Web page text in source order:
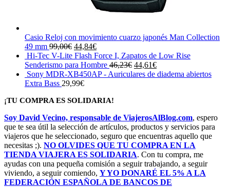
Casio Reloj con movimiento cuarzo japonés Man Collection
49 mm 99,00€ El
precio
original
era:
99,00€.
44,84€El
precio
actual
es:
Hi-Tec V-Lite Flash Force I, Zapatos de Low Rise
Senderismo para Hombre 46,23€ El
precio
44,61€El
precio
Sony MDR-XB450AP - Auriculares de diadema abiertos
Extra Bass 29,99€
¡TU COMPRA ES SOLIDARIA!
Soy David Vecino, responsable de ViajerosAlBlog.com, espero
que te sea útil la selección de artículos, productos y servicios para
viajeros que he seleccionado, seguro que encuentras aquello que
necesitas ;). NO OLVIDES QUE TU COMPRA EN LA
TIENDA VIAJERA ES SOLIDARIA. Con tu compra, me
ayudas con una pequeña comisión a seguir trabajando, a seguir
viviendo, a seguir comiendo, Y YO DONARÉ EL 5% A LA
FEDERACIÓN ESPAÑOLA DE BANCOS DE